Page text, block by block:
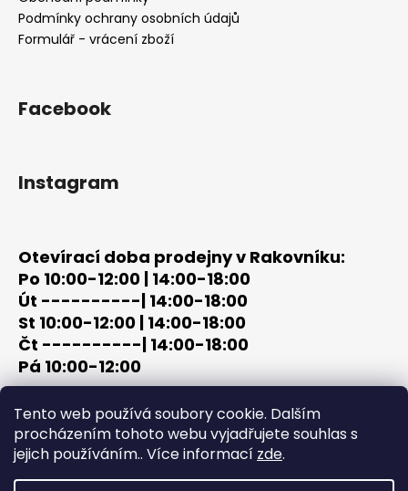
Tento web používá soubory cookie. Dalším
procházením tohoto webu vyjadřujete souhlas s
jejich používáním.. Více informací zde.
Podmínky ochrany osobních údajů
Formulář - vrácení zboží
Facebook
Instagram
Otevírací doba prodejny v Rakovníku:
Po 10:00-12:00 | 14:00-18:00
Út ----------| 14:00-18:00
St 10:00-12:00 | 14:00-18:00
Čt ----------| 14:00-18:00
Pá 10:00-12:00
tel: +420 603 320 859
email: terc-zbrane@seznam.cz